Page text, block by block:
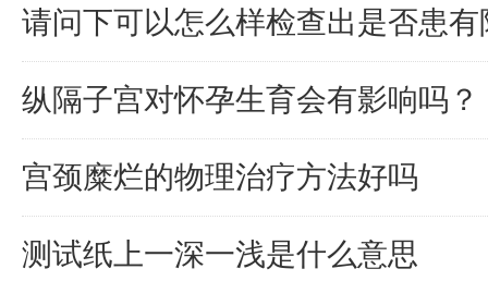
请问下可以怎么样检查出是否患有
纵隔子宫对怀孕生育会有影响吗？
宫颈糜烂的物理治疗方法好吗
测试纸上一深一浅是什么意思